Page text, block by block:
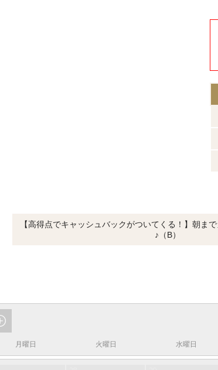
【高得点でキャッシュバックがついてくる！】朝ま
♪（B）
月曜日 火曜日 水曜日